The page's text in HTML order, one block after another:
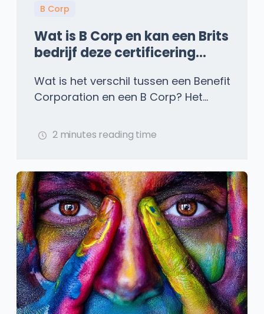
B Corp
Wat is B Corp en kan een Brits
bedrijf deze certificering
Wat is het verschil tussen een Benefit
Corporation en een B Corp? Het...
2 minutes reading time